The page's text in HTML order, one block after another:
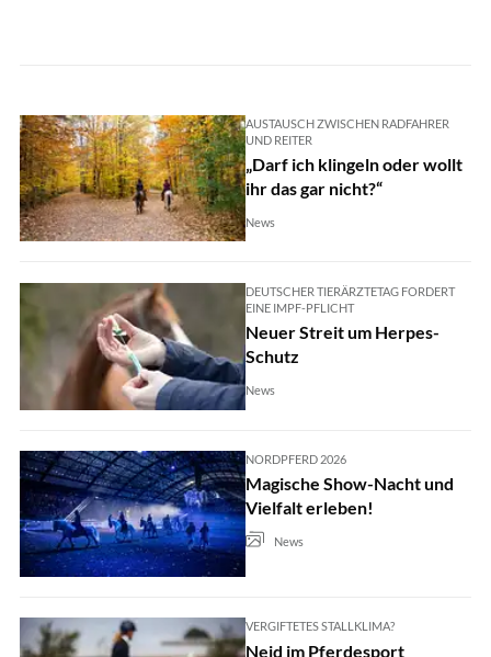
AUSTAUSCH ZWISCHEN RADFAHRER
UND REITER
„Darf ich klingeln oder wollt
ihr das gar nicht?“
News
DEUTSCHER TIERÄRZTETAG FORDERT
EINE IMPF-PFLICHT
Neuer Streit um Herpes-
Schutz
News
NORDPFERD 2026
Magische Show-Nacht und
Vielfalt erleben!
News
VERGIFTETES STALLKLIMA?
Neid im Pferdesport